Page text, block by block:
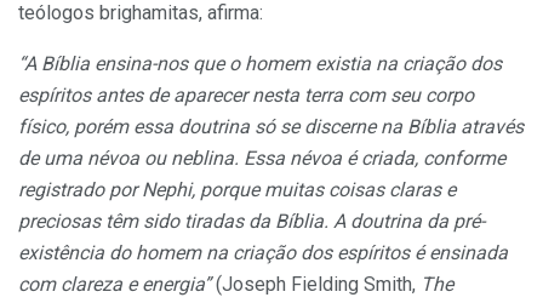
teólogos brighamitas, afirma:
“A Bíblia ensina-nos que o homem existia na criação dos
espíritos antes de aparecer nesta terra com seu corpo
físico, porém essa doutrina só se discerne na Bíblia através
de uma névoa ou neblina. Essa névoa é criada, conforme
registrado por Nephi, porque muitas coisas claras e
preciosas têm sido tiradas da Bíblia. A doutrina da pré-
existência do homem na criação dos espíritos é ensinada
com clareza e energia”(Joseph Fielding Smith, The